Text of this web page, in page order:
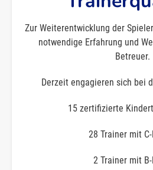
Zur Weiterentwicklung der
notwendige Erfahrung und
Betreuer.
Derzeit engagieren sich bei
15 zertifizierte
28 Trainer mit
2 Trainer mit